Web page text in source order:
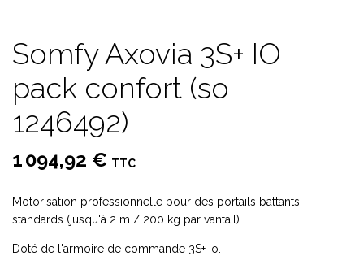
Somfy Axovia 3S+ IO
pack confort (so
1246492)
1 094,92 € TTC
Motorisation professionnelle pour des portails battants
standards (jusqu'à 2 m / 200 kg par vantail).
Doté de l'armoire de commande 3S+ io.